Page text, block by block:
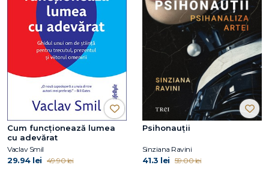
Cum funcționează lumea
cu adevărat
Vaclav Smil
29.94 lei 49.90 lei
Psihonauții
Sinziana Ravini
41.3 lei 59.00 lei